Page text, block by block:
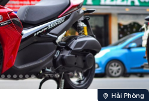
Hải Phòng